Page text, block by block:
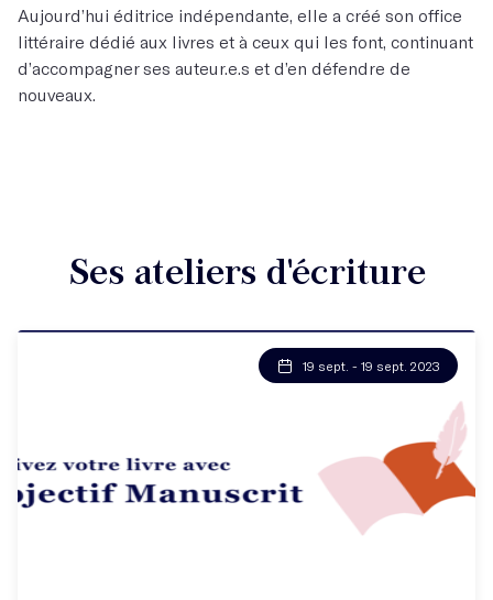
Aujourd’hui éditrice indépendante, elle a créé son office
littéraire dédié aux livres et à ceux qui les font, continuant
d’accompagner ses auteur.e.s et d’en défendre de
nouveaux.
Ses ateliers d'écriture
19 sept. - 19 sept. 2023